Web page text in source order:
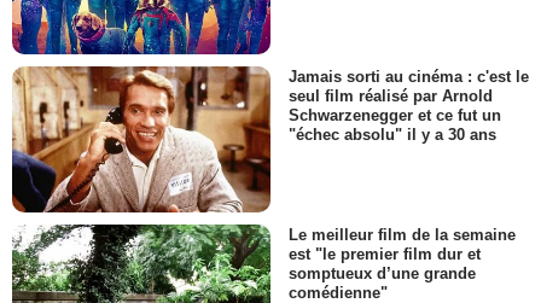
Jamais sorti au cinéma : c'est le
seul film réalisé par Arnold
Schwarzenegger et ce fut un
"échec absolu" il y a 30 ans
Le meilleur film de la semaine
est "le premier film dur et
somptueux d’une grande
comédienne"